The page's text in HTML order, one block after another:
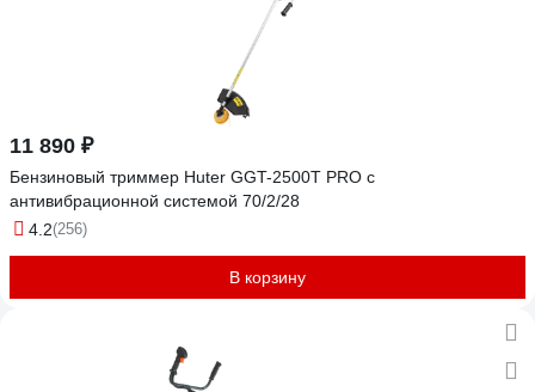
11 890 ₽
Бензиновый триммер Huter GGT-2500Т PRO с
антивибрационной системой 70/2/28
4.2(256)
В корзину